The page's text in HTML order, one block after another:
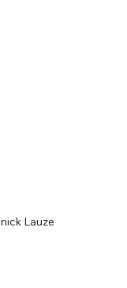
Lauze